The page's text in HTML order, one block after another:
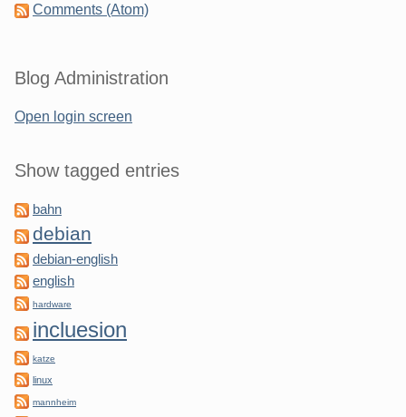
Comments (Atom)
Blog Administration
Open login screen
Show tagged entries
bahn
debian
debian-english
english
hardware
incluesion
katze
linux
mannheim